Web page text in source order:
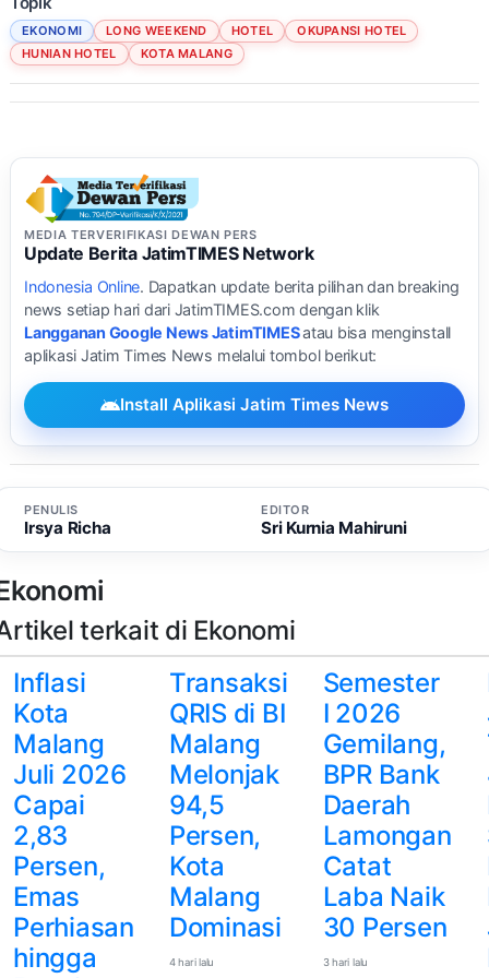
EKONOMI LONG WEEKEND HOTEL
OKUPANSI HOTEL
HUNIAN HOTEL
KOTA MALANG
MEDIA TERVERIFIKASI DEWAN PERS
Update Berita JatimTIMES Network
Indonesia Online. Dapatkan update berita pilihan dan breaking
news setiap hari dari JatimTIMES.com dengan klik
Langganan Google News JatimTIMESatau bisa menginstall
aplikasi Jatim Times News melalui tombol berikut:
Install Aplikasi Jatim Times News
PENULIS
Irsya Richa
EDITOR
Sri Kurnia Mahiruni
terkait di Ekonomi
Inflasi
Kota
Malang
Juli 2026
Capai
2,83
Persen,
Emas
Perhiasan
hingga
Transaksi
QRIS di BI
Malang
Melonjak
94,5
Persen,
Kota
Malang
Dominasi
4 hari lalu
Semester
I 2026
Gemilang,
BPR Bank
Daerah
Lamongan
Catat
Laba Naik
30 Persen
3 hari lalu